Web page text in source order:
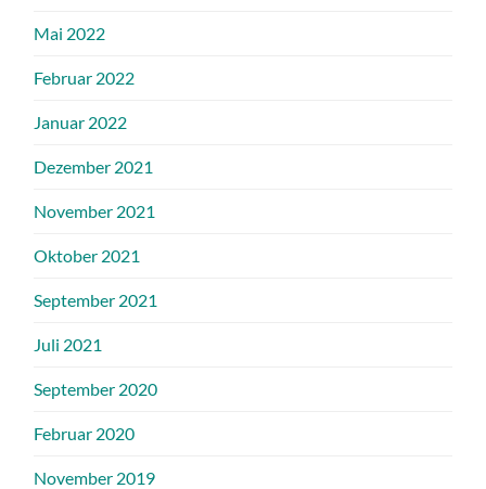
Mai 2022
Februar 2022
Januar 2022
Dezember 2021
November 2021
Oktober 2021
September 2021
Juli 2021
September 2020
Februar 2020
November 2019